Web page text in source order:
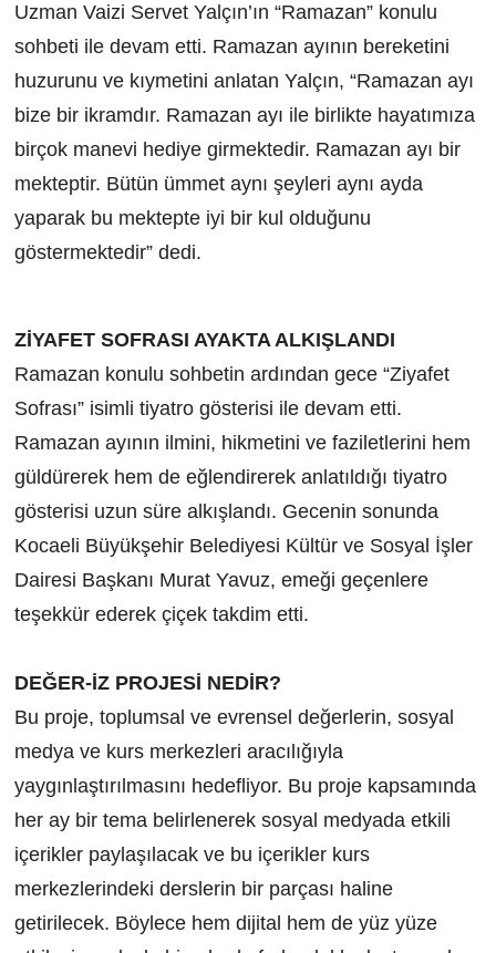
Uzman Vaizi Servet Yalçın’ın “Ramazan” konulu
sohbeti ile devam etti. Ramazan ayının bereketini
huzurunu ve kıymetini anlatan Yalçın, “Ramazan ayı
bize bir ikramdır. Ramazan ayı ile birlikte hayatımıza
birçok manevi hediye girmektedir. Ramazan ayı bir
mekteptir. Bütün ümmet aynı şeyleri aynı ayda
yaparak bu mektepte iyi bir kul olduğunu
göstermektedir” dedi.
ZİYAFET SOFRASI AYAKTA ALKIŞLANDI
Ramazan konulu sohbetin ardından gece “Ziyafet
Sofrası” isimli tiyatro gösterisi ile devam etti.
Ramazan ayının ilmini, hikmetini ve faziletlerini hem
güldürerek hem de eğlendirerek anlatıldığı tiyatro
gösterisi uzun süre alkışlandı. Gecenin sonunda
Kocaeli Büyükşehir Belediyesi Kültür ve Sosyal İşler
Dairesi Başkanı Murat Yavuz, emeği geçenlere
teşekkür ederek çiçek takdim etti.
DEĞER-İZ PROJESİ NEDİR?
Bu proje, toplumsal ve evrensel değerlerin, sosyal
medya ve kurs merkezleri aracılığıyla
yaygınlaştırılmasını hedefliyor. Bu proje kapsamında
her ay bir tema belirlenerek sosyal medyada etkili
içerikler paylaşılacak ve bu içerikler kurs
merkezlerindeki derslerin bir parçası haline
getirilecek. Böylece hem dijital hem de yüz yüze